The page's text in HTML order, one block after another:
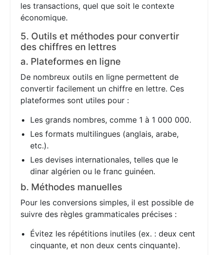
les transactions, quel que soit le contexte
économique.
5. Outils et méthodes pour convertir
des chiffres en lettres
a. Plateformes en ligne
De nombreux outils en ligne permettent de
convertir facilement un chiffre en lettre. Ces
plateformes sont utiles pour :
Les grands nombres, comme 1 à 1 000 000.
Les formats multilingues (anglais, arabe,
etc.).
Les devises internationales, telles que le
dinar algérien ou le franc guinéen.
b. Méthodes manuelles
Pour les conversions simples, il est possible de
suivre des règles grammaticales précises :
Évitez les répétitions inutiles (ex. : deux cent
cinquante, et non deux cents cinquante).